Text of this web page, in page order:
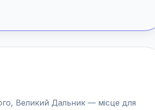
Великий Дальник — місце для